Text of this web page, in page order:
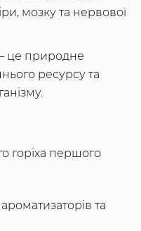
мозку та нервової
це природне
ресурсу та
горіха першого
та